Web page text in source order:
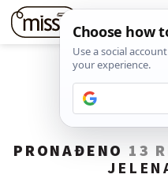
PRONAĐENO 13